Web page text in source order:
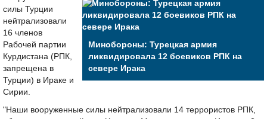
Минобороны: Турецкая армия
ликвидировала 12 боевиков РПК на
севере Ирака
силы Турции
нейтрализовали
16 членов
Рабочей партии
Курдистана (РПК,
запрещена в
Турции) в Ираке и
Сирии.
"Наши вооруженные силы нейтрализовали 14 террористов РПК,